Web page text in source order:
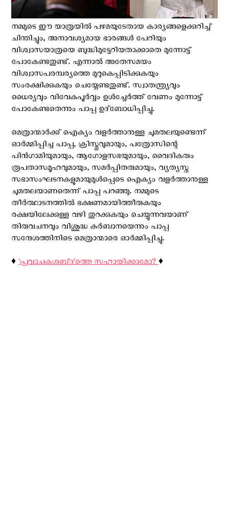
നമ്മുടെ ഈ യാത്രയിൽ പഴമയുടേതായ കാര്യങ്ങളെക്കുറിച്ച്
ചിന്തിച്ചും, അനാവശ്യമായ ഭാരങ്ങൾ പേറിയും
വിശ്വാസയാത്രയെ ബുദ്ധിമുട്ടേറിയതാക്കാതെ മുന്നോട്ട്
പോകേണ്ടതുണ്ട്. എന്നാൽ അതേസമയം
വിശ്വാസപരമ്പര്യത്തെ മുറുകെപ്പിടിക്കുകയും
സംരക്ഷിക്കുകയും ചെയ്യേണ്ടതുണ്ട്. സ്വാതന്ത്ര്യവും
ധൈര്യവും വിവേകപൂർവ്വം ഉൾച്ചേർത്ത് വേണം മുന്നോട്ട്
പോകേണ്ടതെന്നും പാപ്പ ഉദ്‌ബോധിപ്പിച്ചു.
മെത്രാന്മാർക്ക് ഐക്യം വളർത്താനുള്ള ചുമതലയുണ്ടെന്ന്
ഓർമ്മിപ്പിച്ച പാപ്പ, ക്രിസ്തുവുമായും, പത്രോസിന്റെ
പിൻഗാമിയുമായും, ആഗോളസഭയുമായും, വൈദികരും
രൂപതാസമൂഹവുമായും, സമർപ്പിതരുമായും, വ്യത്യസ്ത
സഭാസംഘടനകളുമായുമുൾപ്പെടെ ഐക്യം വളർത്താനുള്ള
ചുമതലയാണതെന്ന് പാപ്പ പറഞ്ഞു. നമ്മുടെ
തീർത്ഥാടനത്തിൽ ഭക്ഷണമായിത്തീരുകയും
രക്ഷയിലേക്കുള്ള വഴി തുറക്കുകയും ചെയ്യുന്നവയാണ്
തിരുവചനവും വിശുദ്ധ കുർബാനയെന്നും പാപ്പ
സന്ദേശത്തിനിടെ മെത്രാന്മാരെ ഓര്‍മ്മിപ്പിച്ചു.
♦️ 'പ്രവാചകശബ്‌ദ'ത്തെ സഹായിക്കാമോ?♦️